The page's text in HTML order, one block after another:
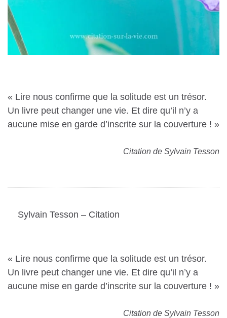
« Lire nous confirme que la solitude est un trésor.
Un livre peut changer une vie. Et dire qu’il n’y a
aucune mise en garde d’inscrite sur la couverture ! »
Citation de Sylvain Tesson
Sylvain Tesson – Citation
« Lire nous confirme que la solitude est un trésor.
Un livre peut changer une vie. Et dire qu’il n’y a
aucune mise en garde d’inscrite sur la couverture ! »
Citation de Sylvain Tesson